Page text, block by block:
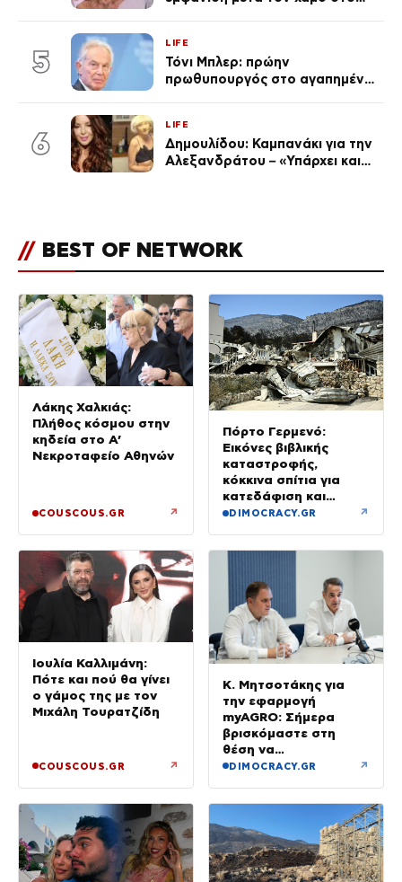
5
LIFE
Τόνι Μπλερ: πρώην
πρωθυπουργός στο αγαπημένο
6
LIFE
Δημουλίδου: Καμπανάκι για την
Αλεξανδράτου – «Υπάρχει και
// BEST OF NETWORK
Λάκης Χαλκιάς:
Πλήθος κόσμου στην
κηδεία στο Α’
Νεκροταφείο Αθηνών
COUSCOUS.GR ↗
Πόρτο Γερμενό:
Εικόνες βιβλικής
καταστροφής,
κόκκινα σπίτια για
κατεδάφιση και
άνθρωποι χωρίς
DIMOCRACY.GR ↗
Ιουλία Καλλιμάνη:
Πότε και πού θα γίνει
ο γάμος της με τον
Μιχάλη Τουρατζίδη
COUSCOUS.GR ↗
Κ. Μητσοτάκης για
την εφαρμογή
myAGRO: Σήμερα
βρισκόμαστε στη
θέση να
αισθανόμαστε
DIMOCRACY.GR ↗